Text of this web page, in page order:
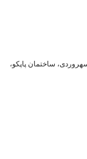
ساختمان پاپکو،